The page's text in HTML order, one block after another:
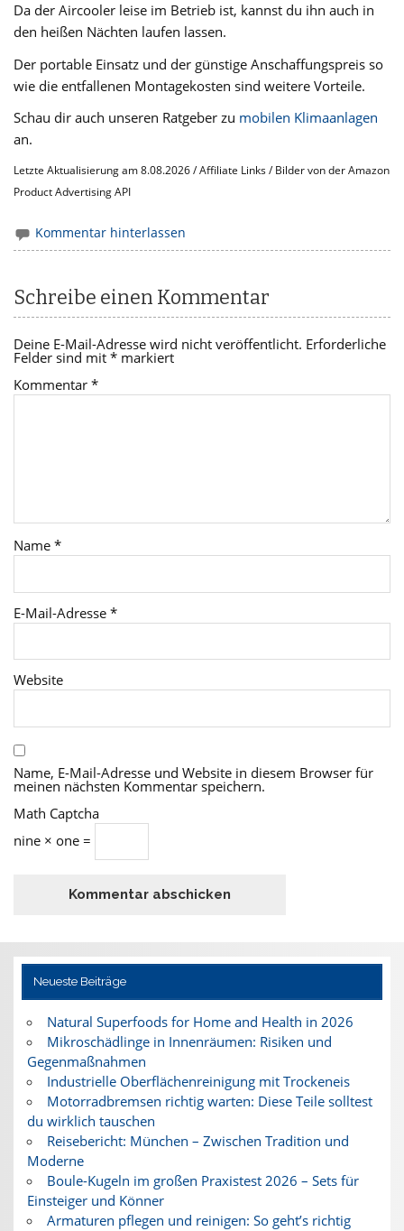
Da der Aircooler leise im Betrieb ist, kannst du ihn auch in
den heißen Nächten laufen lassen.
Der portable Einsatz und der günstige Anschaffungspreis so
wie die entfallenen Montagekosten sind weitere Vorteile.
Schau dir auch unseren Ratgeber zu mobilen Klimaanlagen
an.
Letzte Aktualisierung am 8.08.2026 / Affiliate Links / Bilder von der Amazon
Product Advertising API
Kommentar hinterlassen
Schreibe einen Kommentar
Deine E-Mail-Adresse wird nicht veröffentlicht. Erforderliche
Felder sind mit* markiert
Kommentar*
Name*
E-Mail-Adresse*
Website
Name, E-Mail-Adresse und Website in diesem Browser für
meinen nächsten Kommentar speichern.
Math Captcha
nine × one =
Neueste Beiträge
Natural Superfoods for Home and Health in 2026
Mikroschädlinge in Innenräumen: Risiken und
Gegenmaßnahmen
Industrielle Oberflächenreinigung mit Trockeneis
Motorradbremsen richtig warten: Diese Teile solltest
du wirklich tauschen
Reisebericht: München – Zwischen Tradition und
Moderne
Boule-Kugeln im großen Praxistest 2026 – Sets für
Einsteiger und Könner
Armaturen pflegen und reinigen: So geht’s richtig